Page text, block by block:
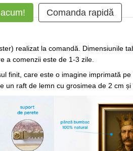
Comanda rapidă
realizat la comandă. Dimensiunile
a comenzii este de 1-3 zile.
finit, care este o imagine imprimată
un raft de lemn cu grosimea de 2 cm